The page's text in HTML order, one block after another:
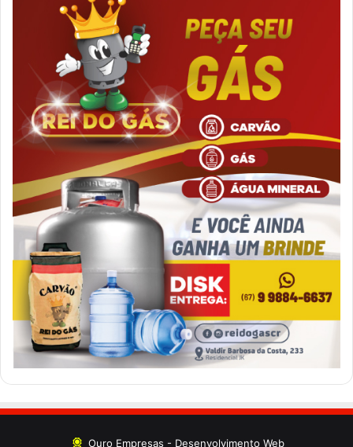
Ouro Empresas - Desenvolvimento Web